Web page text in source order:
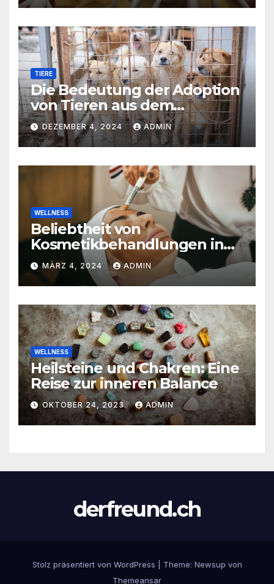
TIERE
Die Bedeutung der Adoption
von Tieren aus dem
Tierschutz
DEZEMBER 4, 2024 ADMIN
WELLNESS
Beliebtheit von
Kosmetikbehandlungen in
der Schweiz
MÄRZ 4, 2024 ADMIN
WELLNESS
Heilsteine und Chakren: Eine
Reise zur inneren Balance
OKTOBER 24, 2023 ADMIN
derfreund.ch
Stolz präsentiert von WordPress Theme: Newsup von
Themeansar